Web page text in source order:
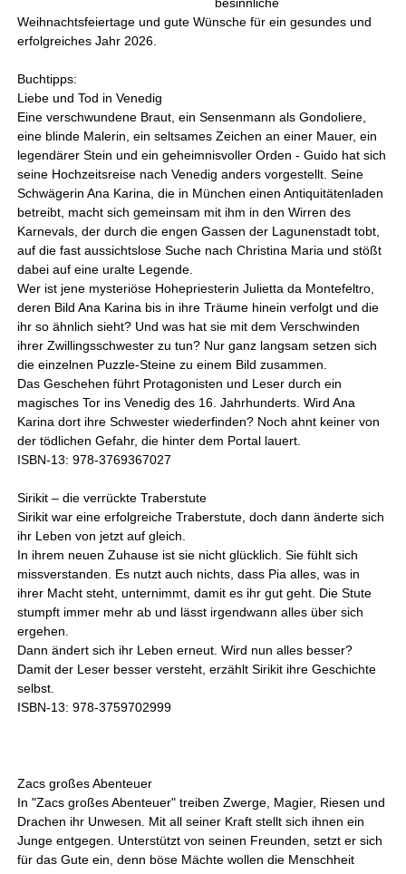
Weihnachtsfeiertage und gute Wünsche für ein gesundes und
erfolgreiches Jahr 2026.
Buchtipps:
Liebe und Tod in Venedig
Eine verschwundene Braut, ein Sensenmann als Gondoliere,
eine blinde Malerin, ein seltsames Zeichen an einer Mauer, ein
legendärer Stein und ein geheimnisvoller Orden - Guido hat sich
seine Hochzeitsreise nach Venedig anders vorgestellt. Seine
Schwägerin Ana Karina, die in München einen Antiquitätenladen
betreibt, macht sich gemeinsam mit ihm in den Wirren des
Karnevals, der durch die engen Gassen der Lagunenstadt tobt,
auf die fast aussichtslose Suche nach Christina Maria und stößt
dabei auf eine uralte Legende.
Wer ist jene mysteriöse Hohepriesterin Julietta da Montefeltro,
deren Bild Ana Karina bis in ihre Träume hinein verfolgt und die
ihr so ähnlich sieht? Und was hat sie mit dem Verschwinden
ihrer Zwillingsschwester zu tun? Nur ganz langsam setzen sich
die einzelnen Puzzle-Steine zu einem Bild zusammen.
Das Geschehen führt Protagonisten und Leser durch ein
magisches Tor ins Venedig des 16. Jahrhunderts. Wird Ana
Karina dort ihre Schwester wiederfinden? Noch ahnt keiner von
der tödlichen Gefahr, die hinter dem Portal lauert.
ISBN-13: 978-3769367027
Sirikit – die verrückte Traberstute
Sirikit war eine erfolgreiche Traberstute, doch dann änderte sich
ihr Leben von jetzt auf gleich.
In ihrem neuen Zuhause ist sie nicht glücklich. Sie fühlt sich
missverstanden. Es nutzt auch nichts, dass Pia alles, was in
ihrer Macht steht, unternimmt, damit es ihr gut geht. Die Stute
stumpft immer mehr ab und lässt irgendwann alles über sich
ergehen.
Dann ändert sich ihr Leben erneut. Wird nun alles besser?
Damit der Leser besser versteht, erzählt Sirikit ihre Geschichte
selbst.
ISBN-13: 978-3759702999
Zacs großes Abenteuer
In "Zacs großes Abenteuer" treiben Zwerge, Magier, Riesen und
Drachen ihr Unwesen. Mit all seiner Kraft stellt sich ihnen ein
Junge entgegen. Unterstützt von seinen Freunden, setzt er sich
für das Gute ein, denn böse Mächte wollen die Menschheit